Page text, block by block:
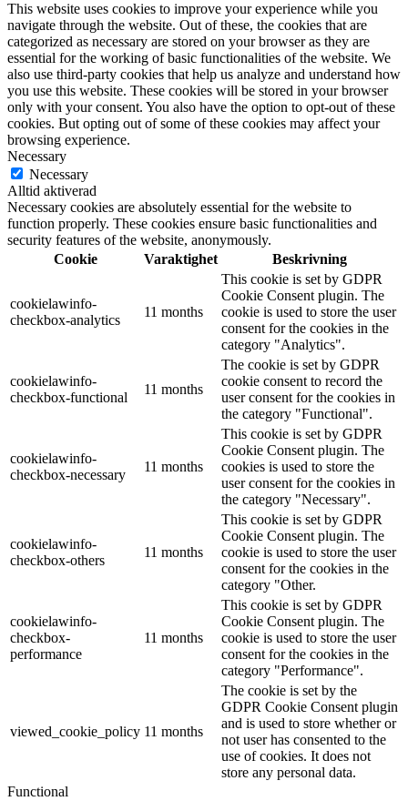
This website uses cookies to improve your experience while you
navigate through the website. Out of these, the cookies that are
categorized as necessary are stored on your browser as they are
essential for the working of basic functionalities of the website. We
also use third-party cookies that help us analyze and understand how
you use this website. These cookies will be stored in your browser
only with your consent. You also have the option to opt-out of these
cookies. But opting out of some of these cookies may affect your
browsing experience.
Necessary
Necessary
Alltid aktiverad
Necessary cookies are absolutely essential for the website to
function properly. These cookies ensure basic functionalities and
security features of the website, anonymously.
Cookie
Varaktighet Beskrivning
cookielawinfo-
checkbox-analytics
11 months
This cookie is set by GDPR
Cookie Consent plugin. The
cookie is used to store the user
consent for the cookies in the
category "Analytics".
cookielawinfo-
checkbox-functional
11 months
The cookie is set by GDPR
cookie consent to record the
user consent for the cookies in
the category "Functional".
cookielawinfo-
checkbox-necessary
11 months
This cookie is set by GDPR
Cookie Consent plugin. The
cookies is used to store the
user consent for the cookies in
the category "Necessary".
cookielawinfo-
checkbox-others
11 months
This cookie is set by GDPR
Cookie Consent plugin. The
cookie is used to store the user
consent for the cookies in the
category "Other.
cookielawinfo-
checkbox-
performance
11 months
This cookie is set by GDPR
Cookie Consent plugin. The
cookie is used to store the user
consent for the cookies in the
category "Performance".
viewed_cookie_policy 11 months
The cookie is set by the
GDPR Cookie Consent plugin
and is used to store whether or
not user has consented to the
use of cookies. It does not
store any personal data.
Functional